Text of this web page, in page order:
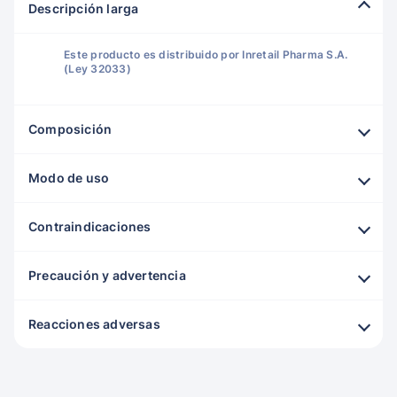
Descripción larga
Este producto es distribuido por Inretail Pharma S.A.
(Ley 32033)
Composición
Modo de uso
Contraindicaciones
Precaución y advertencia
Reacciones adversas